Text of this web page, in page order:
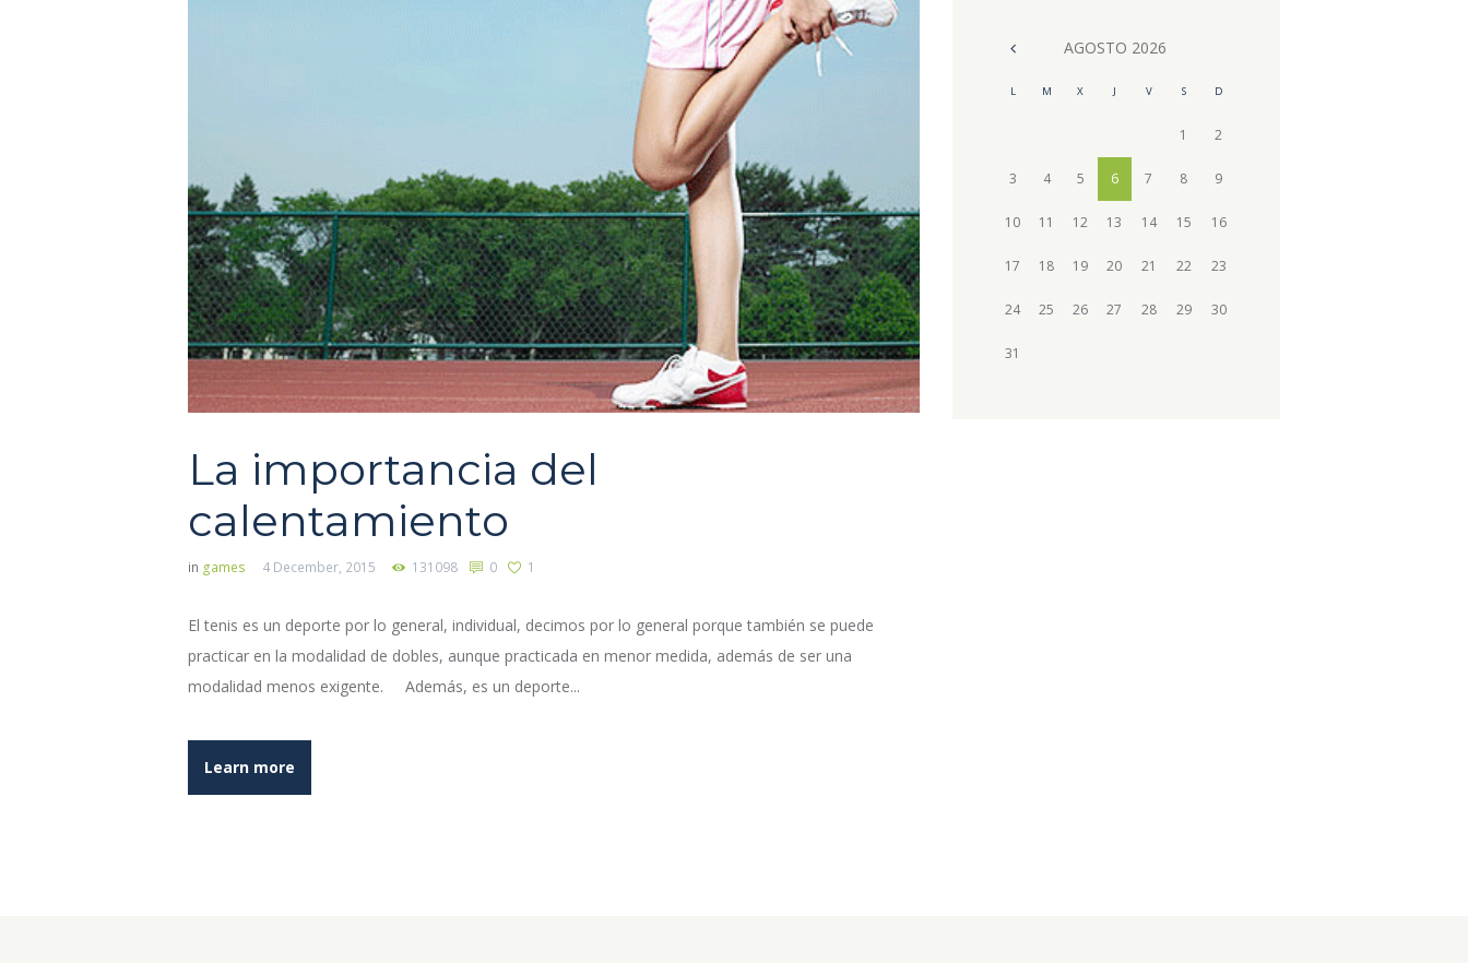
La importancia del
calentamiento
in games 4 December, 2015 131098 0 1
El tenis es un deporte por lo general, individual, decimos por lo general porque también se puede
practicar en la modalidad de dobles, aunque practicada en menor medida, además de ser una
modalidad menos exigente. Además, es un deporte...
Learn more
AGOSTO 2026
L M X J V S D
1 2
3 4 5 6 7 8 9
10 11 12 13 14 15 16
17 18 19 20 21 22 23
24 25 26 27 28 29 30
31